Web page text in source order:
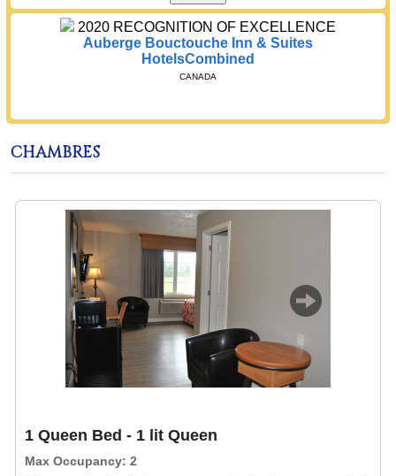
2020 RECOGNITION OF EXCELLENCE
Auberge Bouctouche Inn & Suites
HotelsCombined
CANADA
CHAMBRES
Previous Next
1 Queen Bed - 1 lit Queen
Max Occupancy: 2